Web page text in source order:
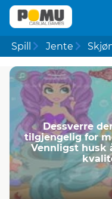
Spill Jente
Dessverre
tilgjengelig for
Vennligst husk